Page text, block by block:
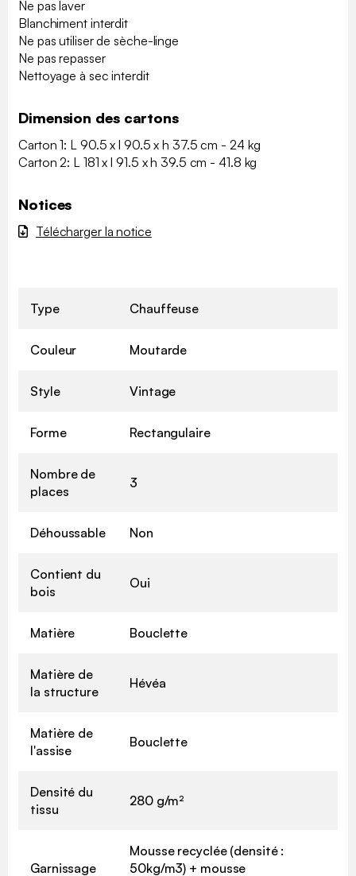
Ne pas laver
Blanchiment interdit
Ne pas utiliser de sèche-linge
Ne pas repasser
Nettoyage à sec interdit
Dimension des cartons
Carton 1: L 90.5 x l 90.5 x h 37.5 cm - 24 kg
Carton 2: L 181 x l 91.5 x h 39.5 cm - 41.8 kg
Notices
Télécharger la notice
Type Chauffeuse
Couleur Moutarde
Style Vintage
Forme Rectangulaire
Nombre de
places
3
Déhoussable Non
Contient du
bois
Oui
Matière Bouclette
Matière de
la structure
Hévéa
Matière de
l'assise
Bouclette
Densité du
tissu
280 g/m²
Garnissage
Mousse recyclée (densité :
50kg/m3) + mousse